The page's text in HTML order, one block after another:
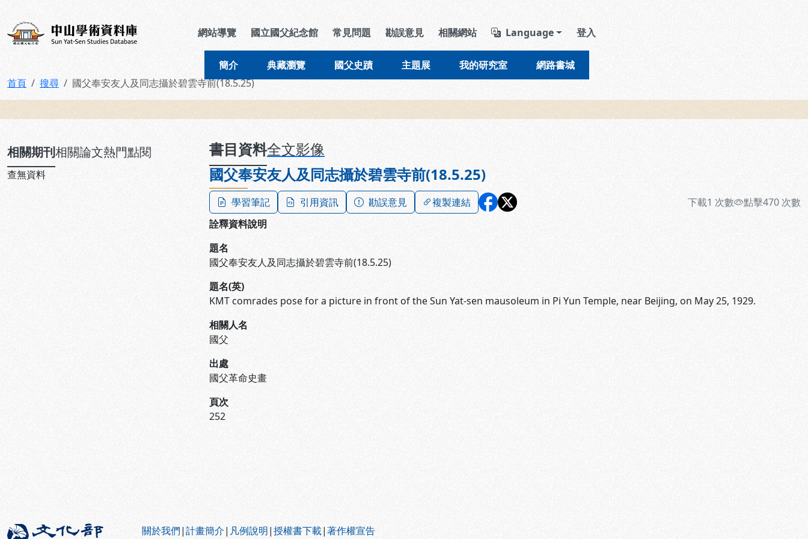
中山學術資料庫 導覽列區塊
網站導覽 國立國父紀念館 常見問題 勘誤意見 相關網站 Language 登入
簡介 典藏瀏覽 國父史蹟 主題展 我的研究室 網路書城
首頁 搜尋 國父奉安友人及同志攝於碧雲寺前(18.5.25)
相關期刊相關論文熱門點閱
查無資料
書目資料全文影像
國父奉安友人及同志攝於碧雲寺前(18.5.25)
學習筆記 引用資訊 勘誤意見 複製連結 下載1 次數 點擊470 次數
詮釋資料說明
題名
國父奉安友人及同志攝於碧雲寺前(18.5.25)
題名(英)
KMT comrades pose for a picture in front of the Sun Yat-sen mausoleum in Pi Yun Temple, near Beijing, on May 25, 1929.
相關人名
國父
出處
國父革命史畫
頁次
252
關於我們|計畫簡介| 凡例說明|授權書下載|著作權宣告